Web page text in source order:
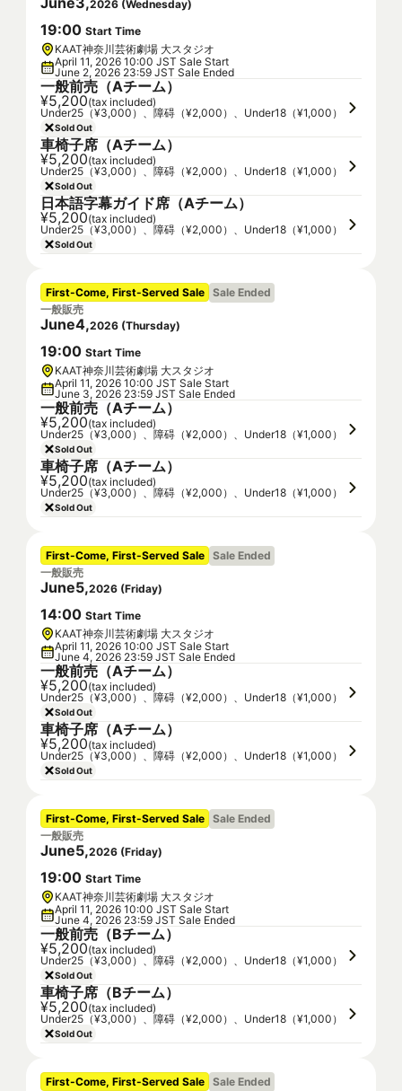
2026 (Wednesday)
19:00 Start Time
KAAT神奈川芸術劇場 大スタジオ
April 11, 2026 10:00 JST Sale Start
June 2, 2026 23:59 JST Sale Ended
一般前売（Aチーム）
¥5,200(tax included)
Under25（¥3,000）、障碍（¥2,000）、Under18（¥1,000）
Sold Out
車椅子席（Aチーム）
¥5,200(tax included)
Under25（¥3,000）、障碍（¥2,000）、Under18（¥1,000）
Sold Out
日本語字幕ガイド席（Aチーム）
¥5,200(tax included)
Under25（¥3,000）、障碍（¥2,000）、Under18（¥1,000）
Sold Out
First-Come, First-Served Sale Sale Ended
一般販売
June4,2026 (Thursday)
19:00 Start Time
KAAT神奈川芸術劇場 大スタジオ
April 11, 2026 10:00 JST Sale Start
June 3, 2026 23:59 JST Sale Ended
一般前売（Aチーム）
¥5,200(tax included)
Under25（¥3,000）、障碍（¥2,000）、Under18（¥1,000）
Sold Out
車椅子席（Aチーム）
¥5,200(tax included)
Under25（¥3,000）、障碍（¥2,000）、Under18（¥1,000）
Sold Out
First-Come, First-Served Sale Sale Ended
一般販売
June5,2026 (Friday)
14:00 Start Time
KAAT神奈川芸術劇場 大スタジオ
April 11, 2026 10:00 JST Sale Start
June 4, 2026 23:59 JST Sale Ended
一般前売（Aチーム）
¥5,200(tax included)
Under25（¥3,000）、障碍（¥2,000）、Under18（¥1,000）
Sold Out
車椅子席（Aチーム）
¥5,200(tax included)
Under25（¥3,000）、障碍（¥2,000）、Under18（¥1,000）
Sold Out
First-Come, First-Served Sale Sale Ended
一般販売
June5,2026 (Friday)
19:00 Start Time
KAAT神奈川芸術劇場 大スタジオ
April 11, 2026 10:00 JST Sale Start
June 4, 2026 23:59 JST Sale Ended
一般前売（Bチーム）
¥5,200(tax included)
Under25（¥3,000）、障碍（¥2,000）、Under18（¥1,000）
Sold Out
車椅子席（Bチーム）
¥5,200(tax included)
Under25（¥3,000）、障碍（¥2,000）、Under18（¥1,000）
Sold Out
First-Come, First-Served Sale Sale Ended